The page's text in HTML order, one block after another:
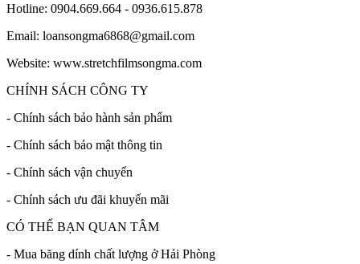
Hotline: 0904.669.664 - 0936.615.878
Email: loansongma6868@gmail.com
Website: www.stretchfilmsongma.com
CHÍNH SÁCH CÔNG TY
- Chính sách bảo hành sản phẩm
- Chính sách bảo mật thông tin
- Chính sách vận chuyển
- Chính sách ưu đãi khuyến mãi
CÓ THỂ BẠN QUAN TÂM
- Mua băng dính chất lượng ở Hải Phòng